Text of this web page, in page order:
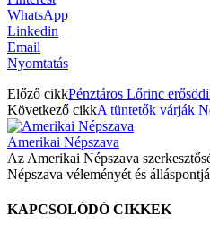
WhatsApp
Linkedin
Email
Nyomtatás
Előző cikkPénztáros Lőrinc
Következő cikkA tüntetők várják
Amerikai Népszava
Az Amerikai Népszava
Népszava véleményét és
KAPCSOLÓDÓ CIKKEK